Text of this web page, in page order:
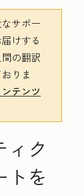
なサポー
けする
の翻訳
りま
テンツ
ィク
トを